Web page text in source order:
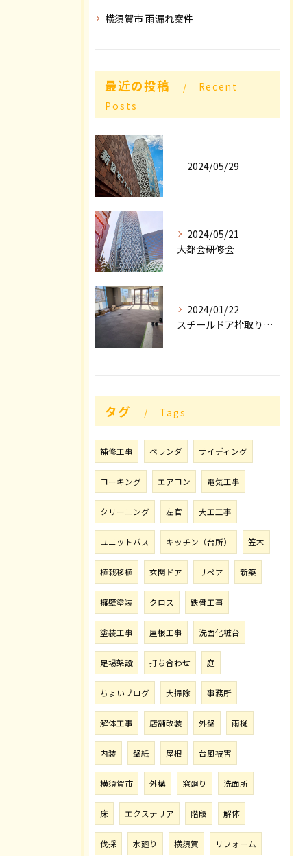
横須賀市 雨漏れ案件
最近の投稿
Recent
Posts
2024/05/29
2024/05/21
大都会研修会
2024/01/22
スチールドア枠取り付け工事順調な滑り出し❗
タグ Tags
補修工事 ベランダ サイディング
コーキング エアコン 電気工事
クリーニング 左官 大工工事
ユニットバス キッチン（台所） 笠木
植栽移植 玄関ドア リペア 新築
擁壁塗装 クロス 鉄骨工事
塗装工事 屋根工事 洗面化粧台
足場架設 打ち合わせ 庭
ちょいブログ 大掃除 事務所
解体工事 店舗改装 外壁 雨樋
内装 壁紙 屋根 台風被害
横須賀市 外構 窓廻り 洗面所
床 エクステリア 階段 解体
伐採 水廻り 横須賀 リフォーム